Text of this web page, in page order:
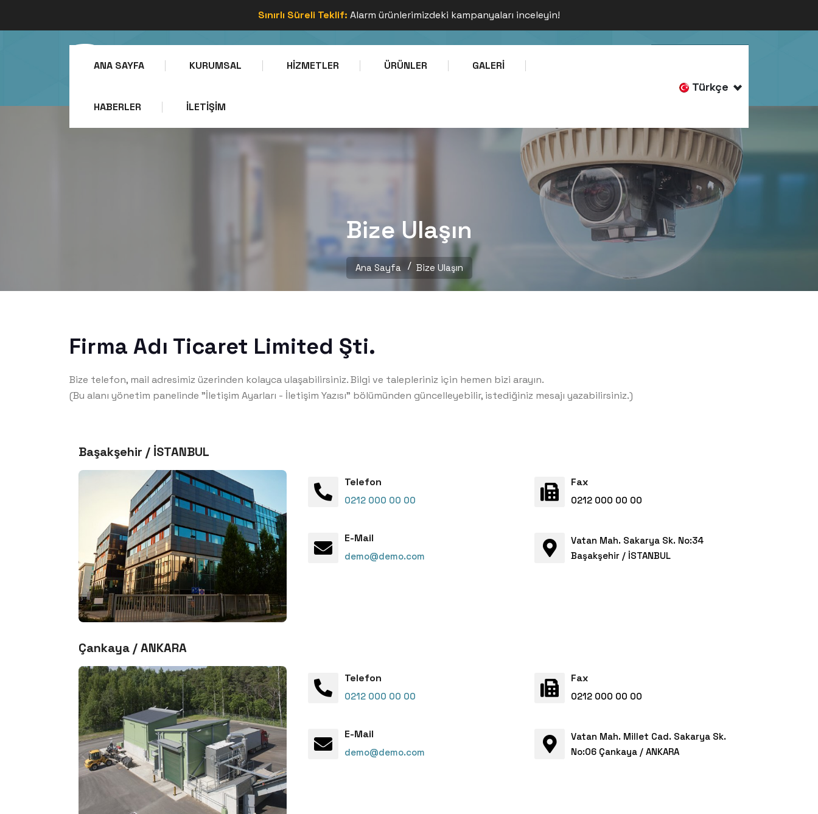
Sınırlı Süreli Teklif: Alarm ürünlerimizdeki kampanyaları inceleyin!
0212 000 00 00
ANA SAYFA KURUMSAL HIZMETLER ÜRÜNLER GALERI
HABERLER İLETIŞIM
Türkçe
Bize Ulaşın
Ana Sayfa Bize Ulaşın
Firma Adı Ticaret Limited Şti.
Bize telefon, mail adresimiz üzerinden kolayca ulaşabilirsiniz. Bilgi ve talepleriniz için hemen bizi arayın.
(Bu alanı yönetim panelinde "İletişim Ayarları - İletişim Yazısı" bölümünden güncelleyebilir, istediğiniz mesajı yazabilirsiniz.)
Başakşehir / İSTANBUL
Telefon
0212 000 00 00
Fax
0212 000 00 00
E-Mail
demo@demo.com
Vatan Mah. Sakarya Sk. No:34
Başakşehir / İSTANBUL
Çankaya / ANKARA
Telefon
0212 000 00 00
Fax
0212 000 00 00
E-Mail
demo@demo.com
Vatan Mah. Millet Cad. Sakarya Sk.
No:06 Çankaya / ANKARA